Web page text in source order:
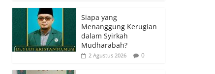
Siapa yang
Menanggung Kerugian
dalam Syirkah
Mudharabah?
2 Agustus 2026 0